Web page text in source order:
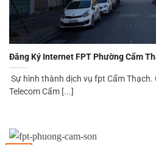
Đăng Ký Internet FPT Phường Cẩm
Sự hình thành dịch vụ fpt Cẩm Thạch.
Telecom Cẩm [...]